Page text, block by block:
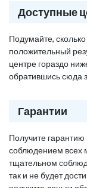
Доступные
Подумайте,
положительный
центре гораздо
обратившись сюда
Гарантии
Получите
соблюдением всех
тщательном
так и не будет